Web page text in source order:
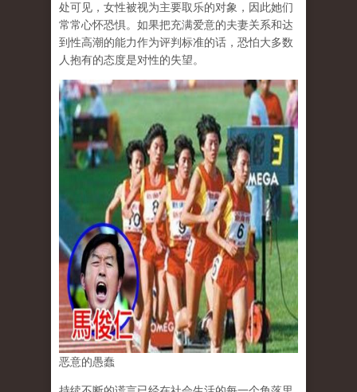
处可见，女性被视为主要取乐的对象，因此她们
常常心怀恐惧。如果把充满爱意的夫妻关系和达
到性高潮的能力作为评判标准的话，恐怕大多数
人抱有的态度是对性的失望。
恶意的愚蠢